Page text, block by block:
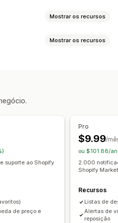
Mostrar os recursos
de desempenho
Mostrar os recursos
sociais
Painel de controle
automáticos
suporte ao Shopify
de preço e
Pro
$9.99/
ou $101.88/
2.000
Shopify
Recursos
Listas de
Alertas de
reposição